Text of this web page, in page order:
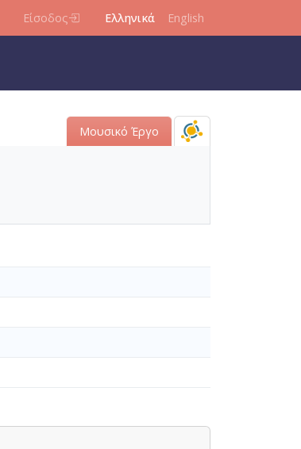
Είσοδος Ελληνικά English
Μουσικό Έργο